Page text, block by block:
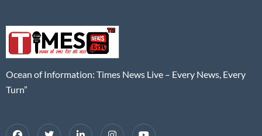
Ocean of Information: Times News Live – Every News, Every
Turn”